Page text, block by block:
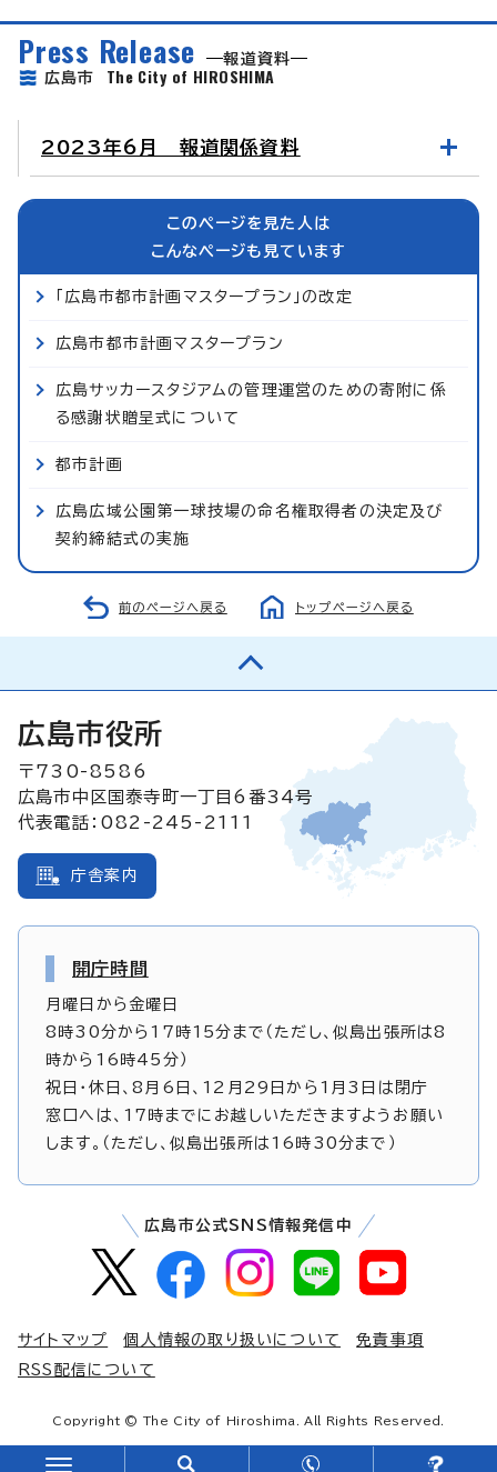
Press Release
報道資料
広島市 The City of HIROSHIMA
2023年6月 報道関係資料
このページを見た人は
こんなページも見ています
「広島市都市計画マスタープラン」の改定
広島市都市計画マスタープラン
広島サッカースタジアムの管理運営のための寄附に係
る感謝状贈呈式について
都市計画
広島広域公園第一球技場の命名権取得者の決定及び
契約締結式の実施
前のページへ戻る トップページへ戻る
広島市役所
〒730-8586
広島市中区国泰寺町一丁目6番34号
代表電話：082-245-2111
庁舎案内
開庁時間
月曜日から金曜日
8時30分から17時15分まで（ただし、似島出張所は8
時から16時45分）
祝日・休日、8月6日、12月29日から1月3日は閉庁
窓口へは、17時までにお越しいただきますようお願い
します。（ただし、似島出張所は16時30分まで）
広島市公式SNS情報発信中
サイトマップ 個人情報の取り扱いについて
免責事項
RSS配信について
Copyright © The City of Hiroshima. All Rights Reserved.